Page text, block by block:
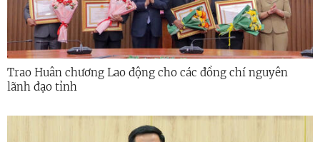
Trao Huân chương Lao động cho các đồng chí nguyên
lãnh đạo tỉnh